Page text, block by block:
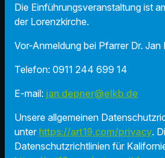
Die Einführungsveranstaltung ist
der Lorenzkirche.
Vor-Anmeldung bei Pfarrer Dr. Jan
Telefon: 0911 244 699 14
E-mail: jan.depner@elkb.de
Unsere allgemeinen
unter https://art19.com/privacy.
Datenschutzrichtlinien für